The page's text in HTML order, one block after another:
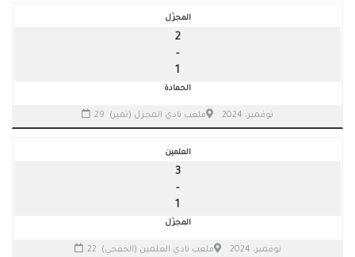
المجزّل
2
-
1
الحمادة
29 نوفمبر، 2024 ملعب نادي المجزل (تمير)
العلمين
3
-
1
المجزّل
22 نوفمبر، 2024 ملعب نادي العلمين (الخفجي)